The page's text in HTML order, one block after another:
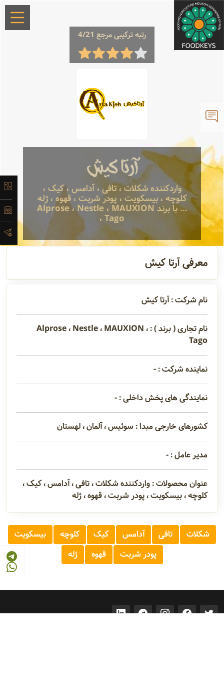
رتبه ترکیبی مرجع 4/21
آرتا کیش
واردکننده شکلات ، تافی ، آدامس ، کیک ،
کلوچه ، بیسکویت ، پودر شربت ، قهوه ، ژله
... با برند Alprose ، Nestle ، MAUXION
، Tago
×
معرفی
تاریخچه
لیست
محصولات
آدرس و
اطلاعات
تماس
مدیران و
مسئولین
گالری
سابقه
شرکت
معرفی آرتا کیش
نام شرکت : آرتا کیش
نام تجاری ( برند ) : Alprose ، Nestle ، MAUXION ،
Tago
نماینده شرکت : -
نمایندگی های پخش داخلی : -
کشورهای خارجی مبدا : سوئیس ، آلمان ، لهستان
مدیر عامل : -
عنوان محصولات : واردکننده شکلات ، تافی ، آدامس ، کیک ،
کلوچه ، بیسکویت ، پودر شربت ، قهوه ، ژله
شکلات تافی آدامس کیک کلوچه
بیسکویت
پودر شربت
قهوه ژله